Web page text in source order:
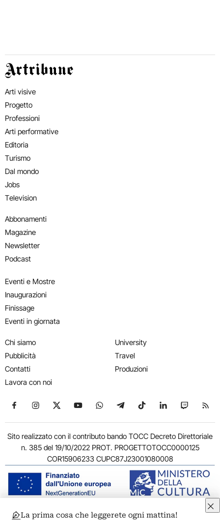
Artribune
Arti visive
Progetto
Professioni
Arti performative
Editoria
Turismo
Dal mondo
Jobs
Television
Abbonamenti
Magazine
Newsletter
Podcast
Eventi e Mostre
Inaugurazioni
Finissage
Eventi in giornata
Chi siamo
Pubblicità
Contatti
Lavora con noi
University
Travel
Produzioni
Seguici su Facebook
Seguici su Instagram
Seguici su X
Seguici su YouTube
Seguici su WhatsApp
Seguici su Telegram
Seguici su TikTok
Seguici su
Seguici
Sito realizzato con il contributo bando TOCC Decreto Direttoriale
n. 385 del 19/10/2022 PROT. PROGETTOTOCC0000125
COR15906233 CUPC87J23001080008
© 2011-2026 ARTRIBUNE srl – Corso Vittorio Emanuele II, 287 –
La prima cosa che leggerete ogni mattina!